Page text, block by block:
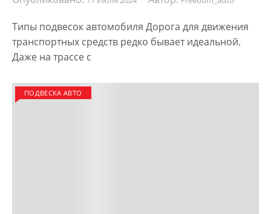
Типы подвесок автомобиля Дорога для движения
транспортных средств редко бывает идеальной.
Даже на трассе с
ПОДВЕСКА АВТО